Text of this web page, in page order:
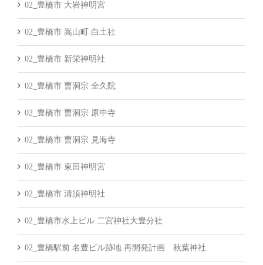
02_豊橋市 大岩神明宮
02_豊橋市 嵩山町 白土社
02_豊橋市 新栄神明社
02_豊橋市 曹洞宗 全久院
02_豊橋市 曹洞宗 原中寺
02_豊橋市 曹洞宗 見海寺
02_豊橋市 東田神明宮
02_豊橋市 清須神明社
02_豊橋市水上ビル 二宮神社大豊分社
02_豊橋駅前 名豊ビル跡地 再開発計画 秋葉神社